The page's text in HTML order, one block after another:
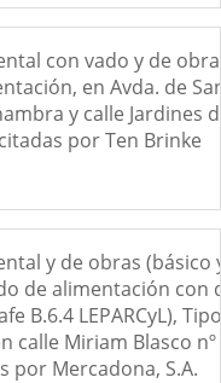
con vado y de
en Avda. de
y calle Jardines
por Ten Brinke
y de obras (básico
de alimentación con
B.6.4 LEPARCyL),
calle Miriam Blasco nº
por Mercadona, S.A.